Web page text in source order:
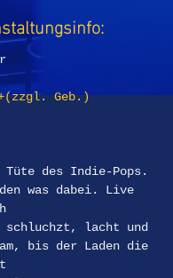
Geb.)
Tüte des Indie-Pops.
was dabei. Live
schluchzt, lacht und
bis der Laden die